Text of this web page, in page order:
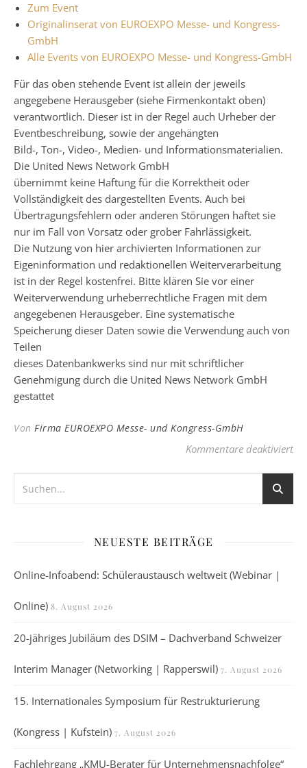
Zum Event
Originalinserat von EUROEXPO Messe- und Kongress-
GmbH
Alle Events von EUROEXPO Messe- und Kongress-GmbH
Für das oben stehende Event ist allein der jeweils
angegebene Herausgeber (siehe Firmenkontakt oben)
verantwortlich. Dieser ist in der Regel auch Urheber der
Eventbeschreibung, sowie der angehängten
Bild-, Ton-, Video-, Medien- und Informationsmaterialien.
Die United News Network GmbH
übernimmt keine Haftung für die Korrektheit oder
Vollständigkeit des dargestellten Events. Auch bei
Übertragungsfehlern oder anderen Störungen haftet sie
nur im Fall von Vorsatz oder grober Fahrlässigkeit.
Die Nutzung von hier archivierten Informationen zur
Eigeninformation und redaktionellen Weiterverarbeitung
ist in der Regel kostenfrei. Bitte klären Sie vor einer
Weiterverwendung urheberrechtliche Fragen mit dem
angegebenen Herausgeber. Eine systematische
Speicherung dieser Daten sowie die Verwendung auch von
Teilen
dieses Datenbankwerks sind nur mit schriftlicher
Genehmigung durch die United News Network GmbH
gestattet
Von Firma EUROEXPO Messe- und Kongress-GmbH
Kommentare deaktiviertfür
NEUESTE BEITRÄGE
Online-Infoabend: Schüleraustausch weltweit (Webinar |
Online) 8. August 2026
20-jähriges Jubiläum des DSIM – Dachverband Schweizer
Interim Manager (Networking | Rapperswil) 7. August 2026
15. Internationales Symposium für Restrukturierung
(Kongress | Kufstein) 7. August 2026
Fachlehrgang „KMU-Berater für Unternehmensnachfolge“